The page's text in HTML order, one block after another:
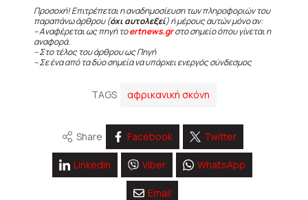
Προσοχή! Επιτρέπεται η αναδημοσίευση των πληροφοριών του
παραπάνω άρθρου (όχι αυτολεξεί) ή μέρους αυτών μόνο αν:
– Αναφέρεται ως πηγή τοertnews.grστο σημείο όπου γίνεται η
αναφορά.
– Στο τέλος του άρθρου ως Πηγή
– Σε ένα από τα δύο σημεία να υπάρχει ενεργός σύνδεσμος
TAGS αφρικανική σκόνη
Share Facebook Twitter
Linkedin Viber WhatsApp
Email